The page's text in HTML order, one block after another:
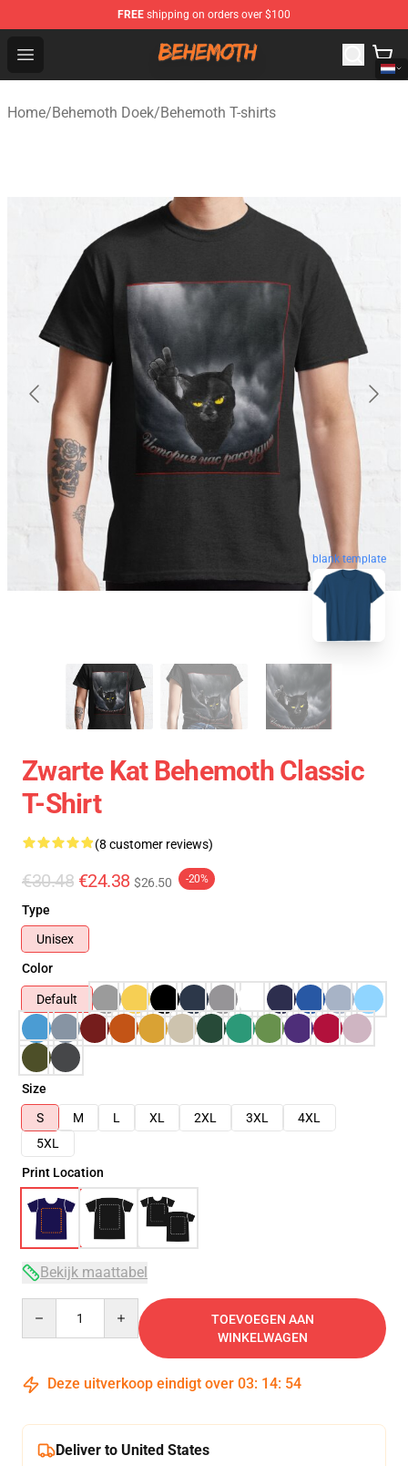
FREE shipping on orders over $100
Open menu
Behemoth Store - Official Behemoth Merchandise Shop
Home/Behemoth Doek/Behemoth T-shirts
blank template
Zwarte Kat Behemoth Classic
T-Shirt
(8 customer reviews)
€30.48 €24.38 $26.50 -20%
Type
Unisex
Color
Default
Size
S
M L XL 2XL 3XL
4XL
5XL
Print Location
Bekijk maattabel
TOEVOEGEN AAN
WINKELWAGEN
Deze uitverkoop eindigt over 03: 14: 53
Deliver to United States